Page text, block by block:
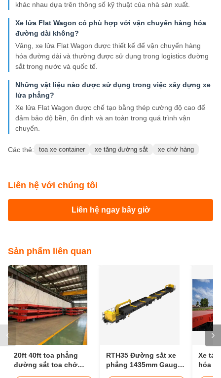
khác nhau dựa trên thông số kỹ thuật của nhà sản xuất.
Xe lửa Flat Wagon có phù hợp với vận chuyển hàng hóa
đường dài không?
Vâng, xe lửa Flat Wagon được thiết kế để vận chuyển hàng
hóa đường dài và thường được sử dụng trong logistics đường
sắt trong nước và quốc tế.
Những vật liệu nào được sử dụng trong việc xây dựng xe
lửa phẳng?
Xe lửa Flat Wagon được chế tạo bằng thép cường độ cao để
đảm bảo độ bền, ổn định và an toàn trong quá trình vận
chuyển.
Các thẻ: toa xe container xe tăng đường sắt xe chở hàng
Liên hệ với chúng tôi
Liên hệ ngay bây giờ
Sản phẩm liên quan
20ft 40ft toa phẳng
đường sắt toa chở
RTH35 Đường sắt xe
phẳng 1435mm Gauge
Xe tải
hóa